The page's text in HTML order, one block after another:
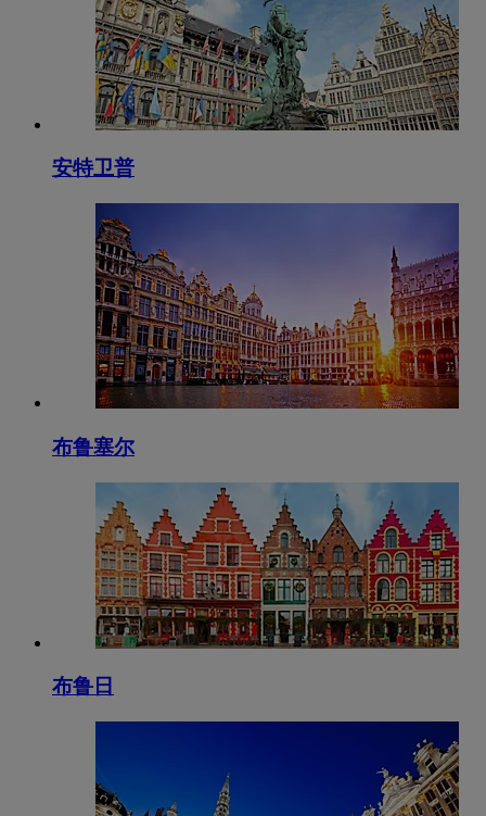
安特卫普
布鲁塞尔
布鲁日